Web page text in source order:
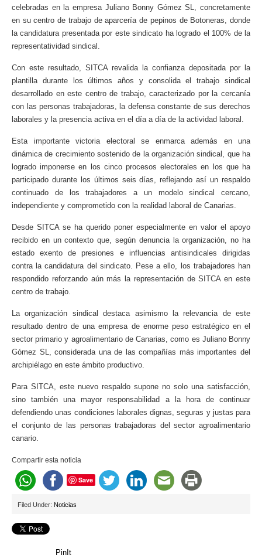
celebradas en la empresa Juliano Bonny Gómez SL, concretamente
en su centro de trabajo de aparcería de pepinos de Botoneras, donde
la candidatura presentada por este sindicato ha logrado el 100% de la
representatividad sindical.
Con este resultado, SITCA revalida la confianza depositada por la
plantilla durante los últimos años y consolida el trabajo sindical
desarrollado en este centro de trabajo, caracterizado por la cercanía
con las personas trabajadoras, la defensa constante de sus derechos
laborales y la presencia activa en el día a día de la actividad laboral.
Esta importante victoria electoral se enmarca además en una
dinámica de crecimiento sostenido de la organización sindical, que ha
logrado imponerse en los cinco procesos electorales en los que ha
participado durante los últimos seis días, reflejando así un respaldo
continuado de los trabajadores a un modelo sindical cercano,
independiente y comprometido con la realidad laboral de Canarias.
Desde SITCA se ha querido poner especialmente en valor el apoyo
recibido en un contexto que, según denuncia la organización, no ha
estado exento de presiones e influencias antisindicales dirigidas
contra la candidatura del sindicato. Pese a ello, los trabajadores han
respondido reforzando aún más la representación de SITCA en este
centro de trabajo.
La organización sindical destaca asimismo la relevancia de este
resultado dentro de una empresa de enorme peso estratégico en el
sector primario y agroalimentario de Canarias, como es Juliano Bonny
Gómez SL, considerada una de las compañías más importantes del
archipiélago en este ámbito productivo.
Para SITCA, este nuevo respaldo supone no solo una satisfacción,
sino también una mayor responsabilidad a la hora de continuar
defendiendo unas condiciones laborales dignas, seguras y justas para
el conjunto de las personas trabajadoras del sector agroalimentario
canario.
Compartir esta noticia
Save
Filed Under: Noticias
PinIt